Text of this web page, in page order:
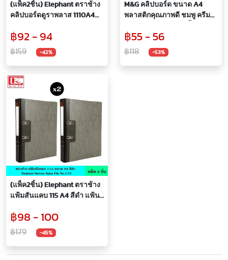
(แพ็ค2ชิ้น) Elephant ตราช้าง
คลิปบอร์ดดูราพลาส 1110A4
กระดาษ ทนทาน กันน้ำ กันรอย
฿92 - 94
฿159 -42%
M&G คลิปบอร์ด ขนาด A4
พลาสติกคุณภาพดี ชมพู ครีม
รองกระดาษ
฿55 - 56
฿118 -53%
(แพ็ค2ชิ้น) Elephant ตราช้าง
แฟ้มสันแคบ 115 A4 สีดำ แฟ้น
ปกแข็ง หุ้มกระดาษอย่างดี
ทนทาน
฿98 - 100
฿179 -45%